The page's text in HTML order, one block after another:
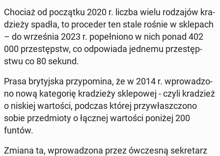
Chociaż od po­cząt­ku 2020 r. liczba wielu ro­dza­jów kra­
dzie­ży spadła, to pro­ce­der ten stale rośnie w skle­pach
– do wrze­śnia 2023 r. po­peł­nio­no w nich ponad 402
000 prze­stępstw, co od­po­wia­da jednemu prze­stęp­
stwu co 80 sekund.
Prasa bry­tyj­ska przy­po­mi­na, że w 2014 r. wpro­wa­dzo­
no nową ka­te­go­rię kra­dzie­ży skle­po­wej - czyli kra­dzież
o niskiej war­to­ści, podczas której przy­własz­czo­no
sobie przed­mio­ty o łącznej war­to­ści poniżej 200
funtów.
Zmiana ta, wpro­wa­dzo­na przez ów­cze­sną se­kre­tarz